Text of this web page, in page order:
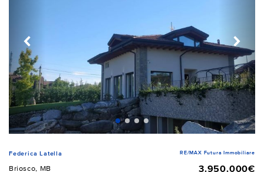
Federica Latella RE/MAX Futura Immobiliare
Briosco, MB
3.950.000€